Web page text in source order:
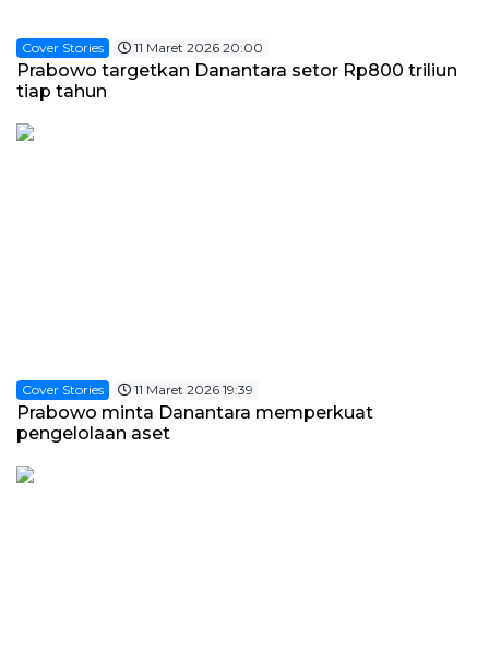
Cover Stories 11 Maret 2026 20:00
Prabowo targetkan Danantara setor Rp800 triliun
tiap tahun
Cover Stories 11 Maret 2026 19:39
Prabowo minta Danantara memperkuat
pengelolaan aset